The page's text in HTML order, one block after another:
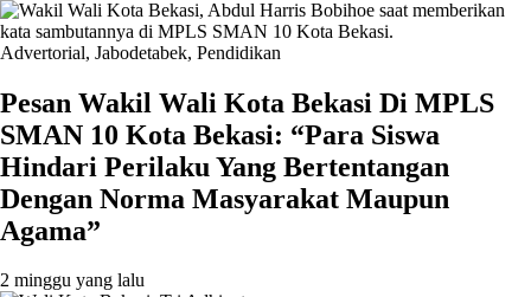
Advertorial, Jabodetabek, Pendidikan
Pesan Wakil Wali Kota Bekasi Di MPLS
SMAN 10 Kota Bekasi: “Para Siswa
Hindari Perilaku Yang Bertentangan
Dengan Norma Masyarakat Maupun
Agama”
2 minggu yang lalu